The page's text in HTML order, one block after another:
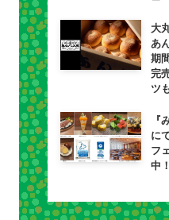
大
あ
期
完
ツ
『
に
フ
中！